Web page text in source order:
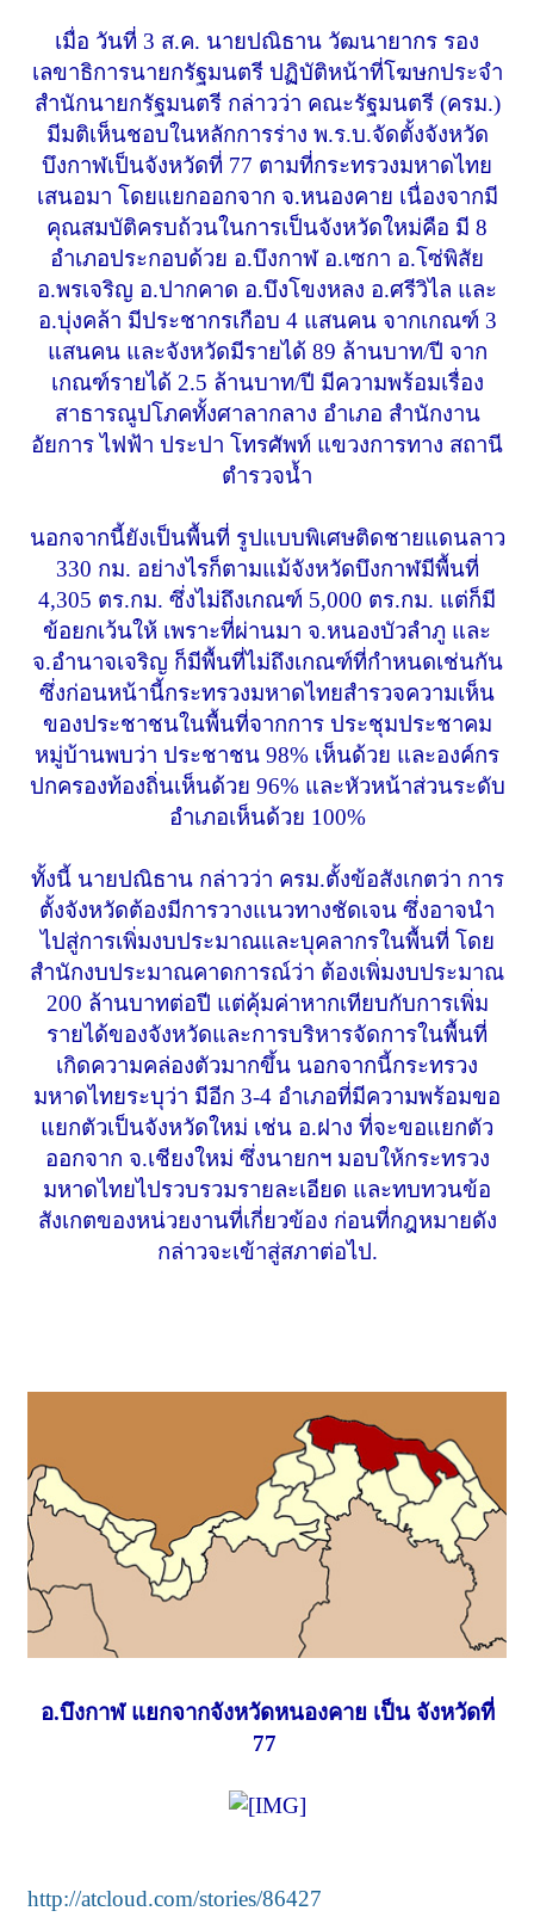
เมื่อ วันที่ 3 ส.ค. นายปณิธาน วัฒนายากร รอง
เลขาธิการนายกรัฐมนตรี ปฏิบัติหน้าที่โฆษกประจำ
สำนักนายกรัฐมนตรี กล่าวว่า คณะรัฐมนตรี (ครม.)
มีมติเห็นชอบในหลักการร่าง พ.ร.บ.จัดตั้งจังหวัด
บึงกาฬเป็นจังหวัดที่ 77 ตามที่กระทรวงมหาดไทย
เสนอมา โดยแยกออกจาก จ.หนองคาย เนื่องจากมี
คุณสมบัติครบถ้วนในการเป็นจังหวัดใหม่คือ มี 8
อำเภอประกอบด้วย อ.บึงกาฬ อ.เซกา อ.โซ่พิสัย
อ.พรเจริญ อ.ปากคาด อ.บึงโขงหลง อ.ศรีวิไล และ
อ.บุ่งคล้า มีประชากรเกือบ 4 แสนคน จากเกณฑ์ 3
แสนคน และจังหวัดมีรายได้ 89 ล้านบาท/ปี จาก
เกณฑ์รายได้ 2.5 ล้านบาท/ปี มีความพร้อมเรื่อง
สาธารณูปโภคทั้งศาลากลาง อำเภอ สำนักงาน
อัยการ ไฟฟ้า ประปา โทรศัพท์ แขวงการทาง สถานี
ตำรวจน้ำ
นอกจากนี้ยังเป็นพื้นที่ รูปแบบพิเศษติดชายแดนลาว
330 กม. อย่างไรก็ตามแม้จังหวัดบึงกาฬมีพื้นที่
4,305 ตร.กม. ซึ่งไม่ถึงเกณฑ์ 5,000 ตร.กม. แต่ก็มี
ข้อยกเว้นให้ เพราะที่ผ่านมา จ.หนองบัวลำภู และ
จ.อำนาจเจริญ ก็มีพื้นที่ไม่ถึงเกณฑ์ที่กำหนดเช่นกัน
ซึ่งก่อนหน้านี้กระทรวงมหาดไทยสำรวจความเห็น
ของประชาชนในพื้นที่จากการ ประชุมประชาคม
หมู่บ้านพบว่า ประชาชน 98% เห็นด้วย และองค์กร
ปกครองท้องถิ่นเห็นด้วย 96% และหัวหน้าส่วนระดับ
อำเภอเห็นด้วย 100%
ทั้งนี้ นายปณิธาน กล่าวว่า ครม.ตั้งข้อสังเกตว่า การ
ตั้งจังหวัดต้องมีการวางแนวทางชัดเจน ซึ่งอาจนำ
ไปสู่การเพิ่มงบประมาณและบุคลากรในพื้นที่ โดย
สำนักงบประมาณคาดการณ์ว่า ต้องเพิ่มงบประมาณ
200 ล้านบาทต่อปี แต่คุ้มค่าหากเทียบกับการเพิ่ม
รายได้ของจังหวัดและการบริหารจัดการในพื้นที่
เกิดความคล่องตัวมากขึ้น นอกจากนี้กระทรวง
มหาดไทยระบุว่า มีอีก 3-4 อำเภอที่มีความพร้อมขอ
แยกตัวเป็นจังหวัดใหม่ เช่น อ.ฝาง ที่จะขอแยกตัว
ออกจาก จ.เชียงใหม่ ซึ่งนายกฯ มอบให้กระทรวง
มหาดไทยไปรวบรวมรายละเอียด และทบทวนข้อ
สังเกตของหน่วยงานที่เกี่ยวข้อง ก่อนที่กฎหมายดัง
กล่าวจะเข้าสู่สภาต่อไป.
อ.บึงกาฬ แยกจากจังหวัดหนองคาย เป็น จังหวัดที่
77
http://atcloud.com/stories/86427